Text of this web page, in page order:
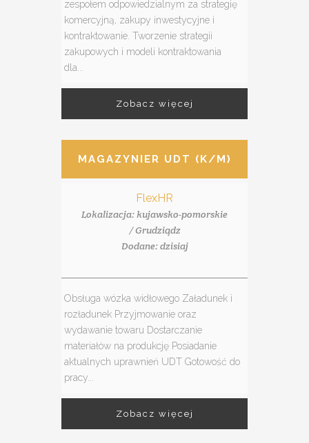
zespołem odpowiedzialnym za strategię
komercyjną, zakupy inwestycyjne i
kontraktowanie. Tworzenie strategii
zakupowych i modeli kontraktowania
dla...
Zobacz więcej
MAGAZYNIER UDT (K/M)
FlexHR
Lokalizacja: kujawsko-pomorskie
/ Grudziądz
Dodane: dzisiaj
Obsługa wózka widłowego Załadunek i
rozładunek Przyjmowanie oraz
wydawanie towaru Dostarczanie
materiałów na produkcję Posiadanie
aktualnych uprawnień UDT Gotowość do
pracy...
Zobacz więcej